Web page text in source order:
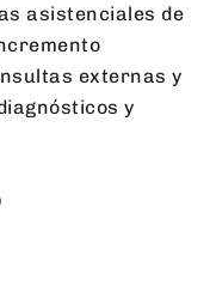
asistenciales de
externas y
y